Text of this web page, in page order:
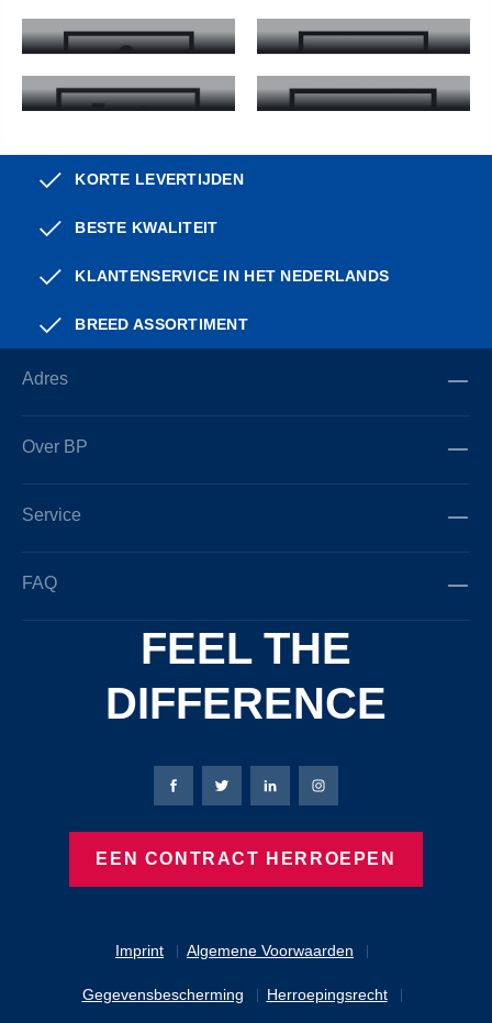
EN 1149-5 - Meer informatie EN 14404 - Meer informatie
EN 61482-2
EN 61482-2 - Meer informatie
EN ISO 11612
EN ISO 11612 - Meer
KORTE LEVERTIJDEN
BESTE KWALITEIT
KLANTENSERVICE IN HET NEDERLANDS
BREED ASSORTIMENT
Adres
Over BP
Service
FAQ
FEEL THE
DIFFERENCE
Imprint Algemene Voorwaarden
Gegevensbescherming Herroepingsrecht
Bierbaum-Proenen Facebook-pagina
Bierbaum-Proenen X-pagina
Bierbaum-Proenen
Bierbaum-Proenen
EEN CONTRACT HERROEPEN